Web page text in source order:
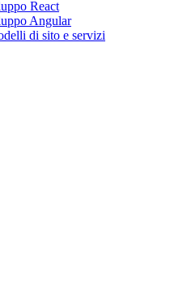
React
Angular
di sito e servizi